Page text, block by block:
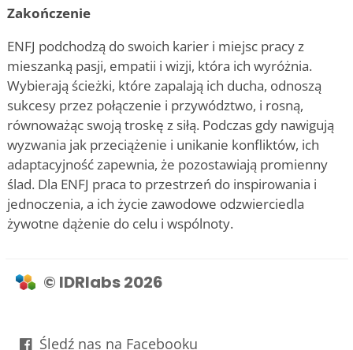
Zakończenie
ENFJ podchodzą do swoich karier i miejsc pracy z
mieszanką pasji, empatii i wizji, która ich wyróżnia.
Wybierają ścieżki, które zapalają ich ducha, odnoszą
sukcesy przez połączenie i przywództwo, i rosną,
równoważąc swoją troskę z siłą. Podczas gdy nawigują
wyzwania jak przeciążenie i unikanie konfliktów, ich
adaptacyjność zapewnia, że pozostawiają promienny
ślad. Dla ENFJ praca to przestrzeń do inspirowania i
jednoczenia, a ich życie zawodowe odzwierciedla
żywotne dążenie do celu i wspólnoty.
© IDRlabs 2026
Śledź nas na Facebooku